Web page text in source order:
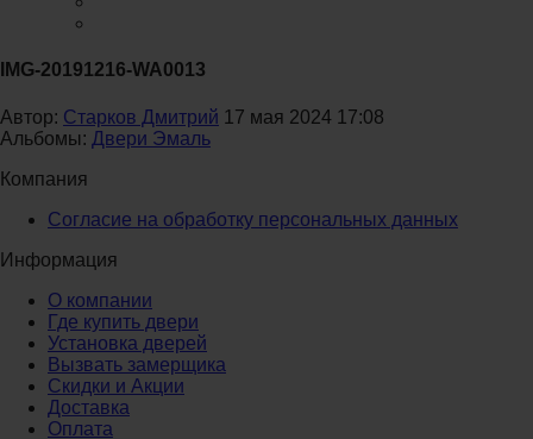
IMG-20191216-WA0013
Автор: Старков Дмитрий 17 мая 2024 17:08
Альбомы: Двери Эмаль
Компания
Согласие на обработку персональных данных
Информация
О компании
Где купить двери
Установка дверей
Вызвать замерщика
Скидки и Акции
Доставка
Оплата